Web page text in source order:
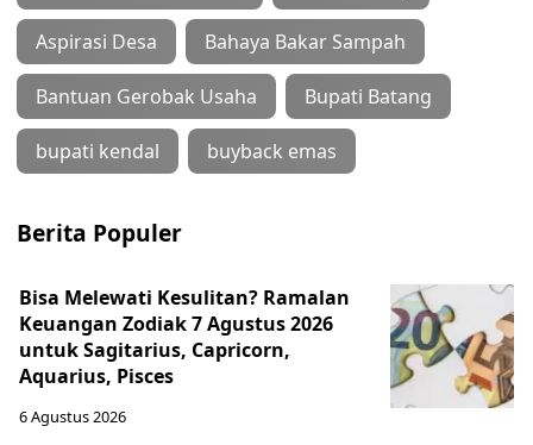
Aspirasi Desa Bahaya Bakar Sampah
Bantuan Gerobak Usaha Bupati Batang
bupati kendal buyback emas
Berita Populer
Bisa Melewati Kesulitan? Ramalan
Keuangan Zodiak 7 Agustus 2026
untuk Sagitarius, Capricorn,
Aquarius, Pisces
6 Agustus 2026